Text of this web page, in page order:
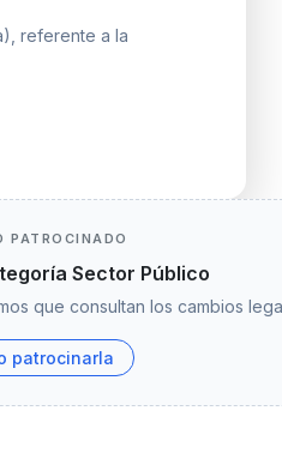
referente a la
PATROCINADO
Sector Público
que consultan los cambios
patrocinarla